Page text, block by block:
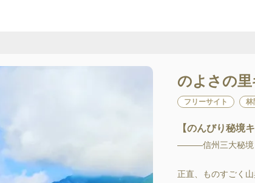
のよさの
フリーサイト 林
【のんびり秘境
———信州三大秘境
正直、ものすごく山